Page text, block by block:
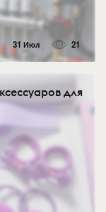
31 Июл 21
для